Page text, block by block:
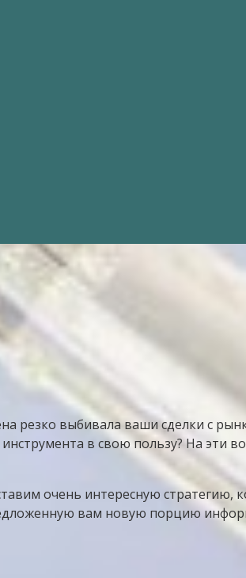
резко выбивала ваши сделки с
в свою пользу? На эти
очень интересную стратегию,
вам новую порцию